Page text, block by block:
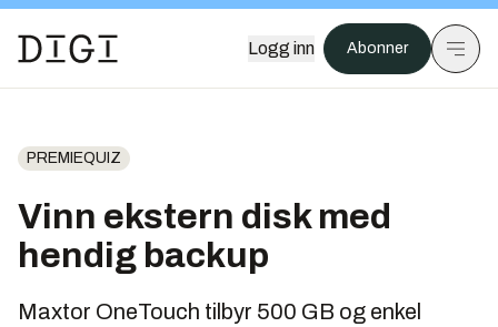
Logg inn Abonner
PREMIEQUIZ
Vinn ekstern disk med
hendig backup
Maxtor OneTouch tilbyr 500 GB og enkel